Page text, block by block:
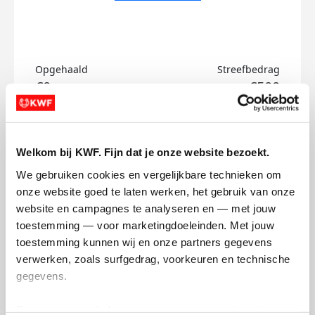
Welkom bij KWF. Fijn dat je onze website bezoekt.
We gebruiken cookies en vergelijkbare technieken om
onze website goed te laten werken, het gebruik van onze
website en campagnes te analyseren en — met jouw
toestemming — voor marketingdoeleinden. Met jouw
toestemming kunnen wij en onze partners gegevens
verwerken, zoals surfgedrag, voorkeuren en technische
gegevens.
Opgehaald
€0
Streefbedrag
€500
Doneer
Maud's badges